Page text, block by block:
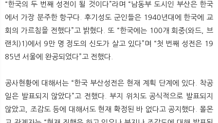
“한국의 두 번째 성전이 될 것이다”라며 “남동부 도시인 부산은 한국
에서 가장 분주한 항구다. 후기성도 군인들은 1940년대에 한국에 교
회의 가르침을 전했다”고 밝혔다. 또 “한국에는 100개 회중(와드, 브
랜치)1)에서 9만 명 정도의 신도가 살고 있다”며 “첫 번째 성전은 19
85년 서울에 완공되었다”고 전했다.
공사현황에 대해서는 “한국 부산성전은 현재 계획 단계에 있다. 착공
일은 발표되지 않았다”고 전했다. 부지 위치도 공식적으로 발표되지
않았고, 조감도 등에 대해서도 현재 확정된 바 없다고 공지했다. 몰몬